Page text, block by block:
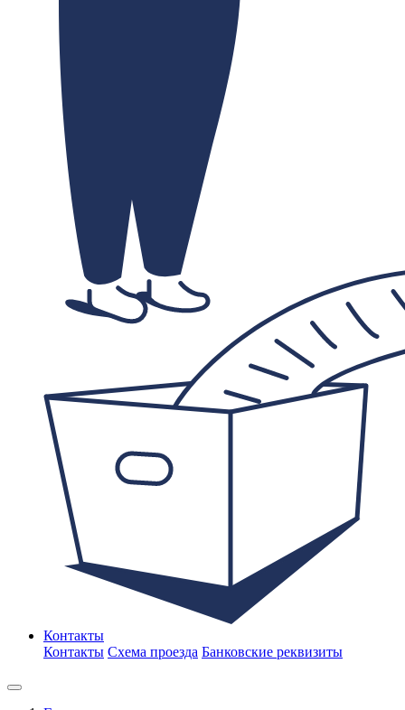
Контакты
Контакты Схема проезда Банковские реквизиты